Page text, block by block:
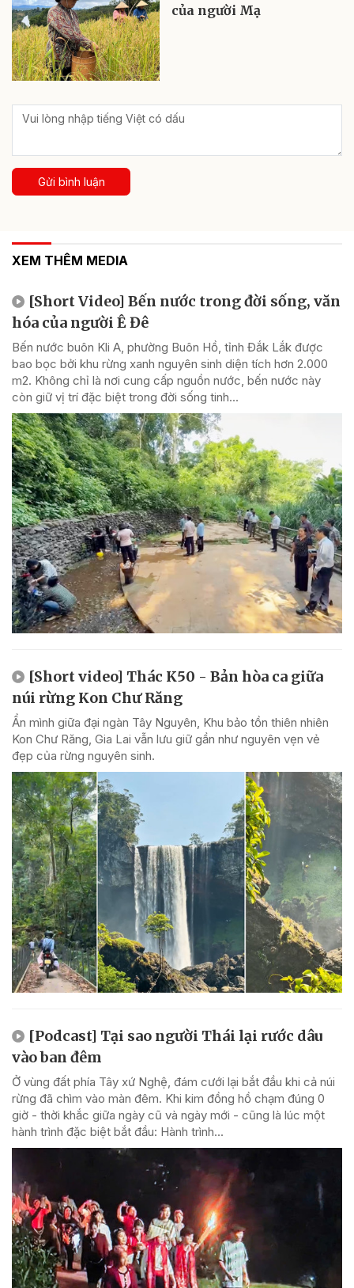
của người Mạ
Gửi bình luận
XEM THÊM MEDIA
[Short Video] Bến nước trong đời sống, văn
hóa của người Ê Đê
Bến nước buôn Kli A, phường Buôn Hồ, tỉnh Đắk Lắk được
bao bọc bởi khu rừng xanh nguyên sinh diện tích hơn 2.000
m2. Không chỉ là nơi cung cấp nguồn nước, bến nước này
còn giữ vị trí đặc biệt trong đời sống tinh...
[Short video] Thác K50 - Bản hòa ca giữa
núi rừng Kon Chư Răng
Ẩn mình giữa đại ngàn Tây Nguyên, Khu bảo tồn thiên nhiên
Kon Chư Răng, Gia Lai vẫn lưu giữ gần như nguyên vẹn vẻ
đẹp của rừng nguyên sinh.
[Podcast] Tại sao người Thái lại rước dâu
vào ban đêm
Ở vùng đất phía Tây xứ Nghệ, đám cưới lại bắt đầu khi cả núi
rừng đã chìm vào màn đêm. Khi kim đồng hồ chạm đúng 0
giờ - thời khắc giữa ngày cũ và ngày mới - cũng là lúc một
hành trình đặc biệt bắt đầu: Hành trình...